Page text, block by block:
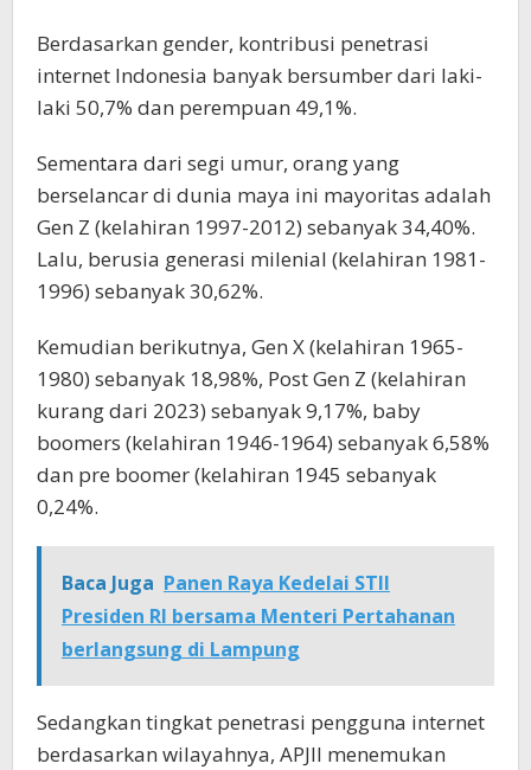
Berdasarkan gender, kontribusi penetrasi
internet Indonesia banyak bersumber dari laki-
laki 50,7% dan perempuan 49,1%.
Sementara dari segi umur, orang yang
berselancar di dunia maya ini mayoritas adalah
Gen Z (kelahiran 1997-2012) sebanyak 34,40%.
Lalu, berusia generasi milenial (kelahiran 1981-
1996) sebanyak 30,62%.
Kemudian berikutnya, Gen X (kelahiran 1965-
1980) sebanyak 18,98%, Post Gen Z (kelahiran
kurang dari 2023) sebanyak 9,17%, baby
boomers (kelahiran 1946-1964) sebanyak 6,58%
dan pre boomer (kelahiran 1945 sebanyak
0,24%.
Baca Juga Panen Raya Kedelai STII
Presiden RI bersama Menteri Pertahanan
berlangsung di Lampung
Sedangkan tingkat penetrasi pengguna internet
berdasarkan wilayahnya, APJII menemukan